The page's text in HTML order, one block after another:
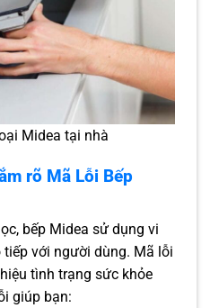
Midea tại nhà
rõ Mã Lỗi Bếp
bếp Midea sử dụng vi
với người dùng. Mã lỗi
tình trạng sức khỏe
giúp bạn: